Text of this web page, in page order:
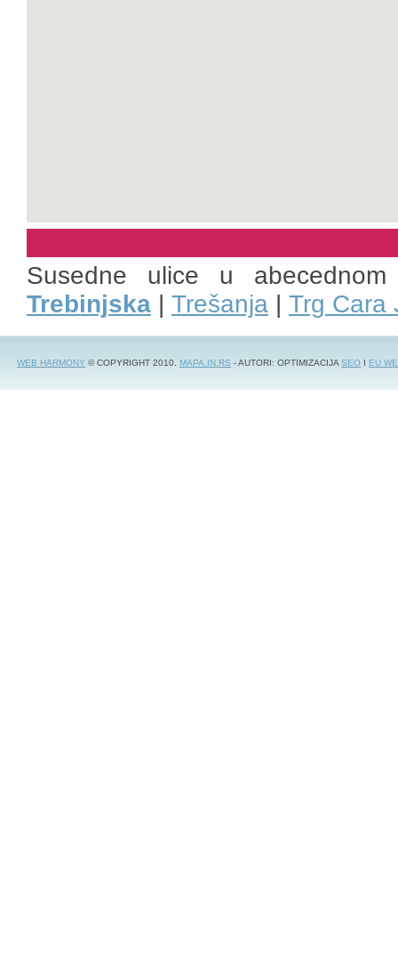
Susedne ulice u
Trebinjska | Trešanja | Trg Cara
WEB HARMONY © COPYRIGHT 2010. MAPA.IN.RS - AUTORI: OPTIMIZACIJASEO I EU